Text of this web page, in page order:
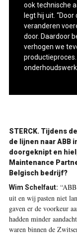
ook technische
legt hij uit.
veranderen
door. Daardoor
verhogen we
STERCK. Tijdens
de lijnen naar ABB
doorgeknipt en
Maintenance
Belgisch bedrijf?
Wim Schelfaut:
uit en wij pasten niet
gaven er de voorkeur
hadden minder
waren binnen de